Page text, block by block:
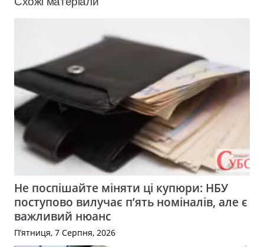
Не поспішайте міняти ці купюри: НБУ
поступово вилучає п’ять номіналів, але є
важливий нюанс
П’ятниця, 7 Серпня, 2026